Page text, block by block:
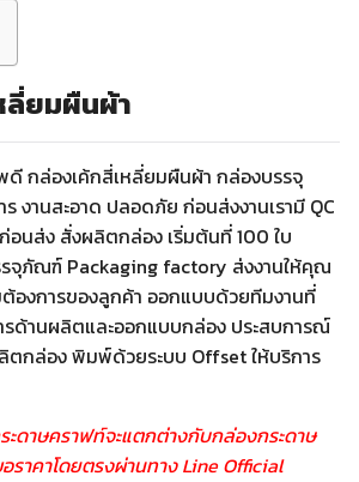
ลี่ยมผืนผ้า
กล่องเค้กสี่เหลี่ยมผืนผ้า กล่องบรรจุ
งานสะอาด ปลอดภัย ก่อนส่งงานเรามี QC
อนส่ง สั่งผลิตกล่อง เริ่มต้นที่ 100 ใบ
จุภัณฑ์ Packaging factory ส่งงานให้คุณ
องการของลูกค้า ออกแบบด้วยทีมงานที่
รด้านผลิตและออกแบบกล่อง ประสบการณ์
กล่อง พิมพ์ด้วยระบบ Offset ให้บริการ
ดาษคราฟท์จะแตกต่างกับกล่องกระดาษ
ราคาโดยตรงผ่านทาง Line Official